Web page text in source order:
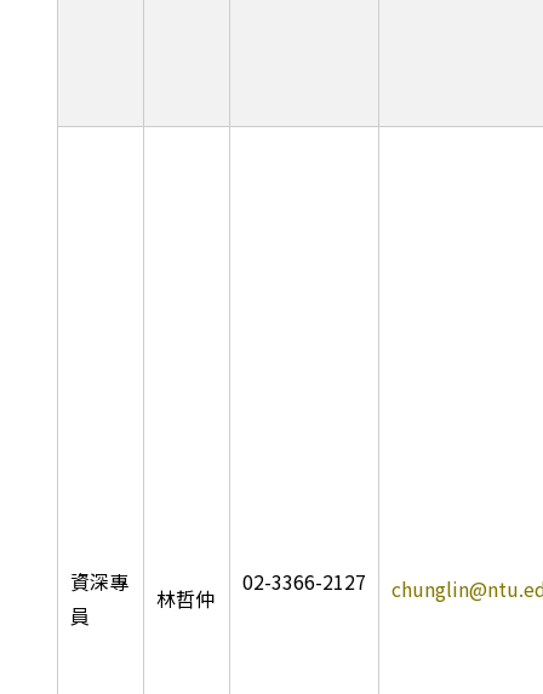
資深專
員
林哲仲
02-3366-2127